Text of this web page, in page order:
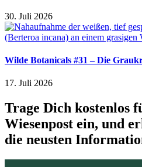
30. Juli 2026
Wilde Botanicals #31 – Die
17. Juli 2026
Trage Dich kostenlos
Wiesenpost ein, und
die neusten